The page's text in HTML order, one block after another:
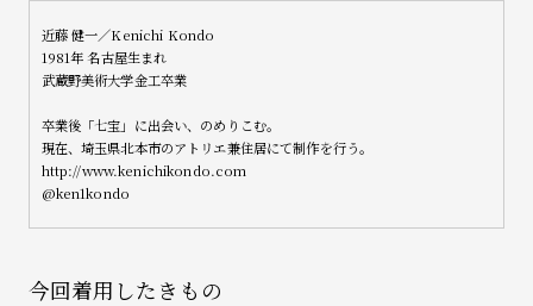
近藤 健一／Kenichi Kondo
1981年 名古屋生まれ
武蔵野美術大学金工卒業
卒業後「七宝」に出会い、のめりこむ。
現在、埼玉県北本市のアトリエ兼住居にて制作を行う。
http://www.kenichikondo.com
@ken1kondo
今回着用したきもの